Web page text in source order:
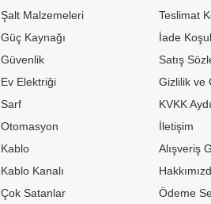
Şalt Malzemeleri
Güç Kaynağı
Güvenlik
Ev Elektriği
Sarf
Otomasyon
Kablo
Kablo Kanalı
Çok Satanlar
Teslimat
İade
Satış
Gizlilik ve
KVKK
İletişim
Alışveriş
Ödeme